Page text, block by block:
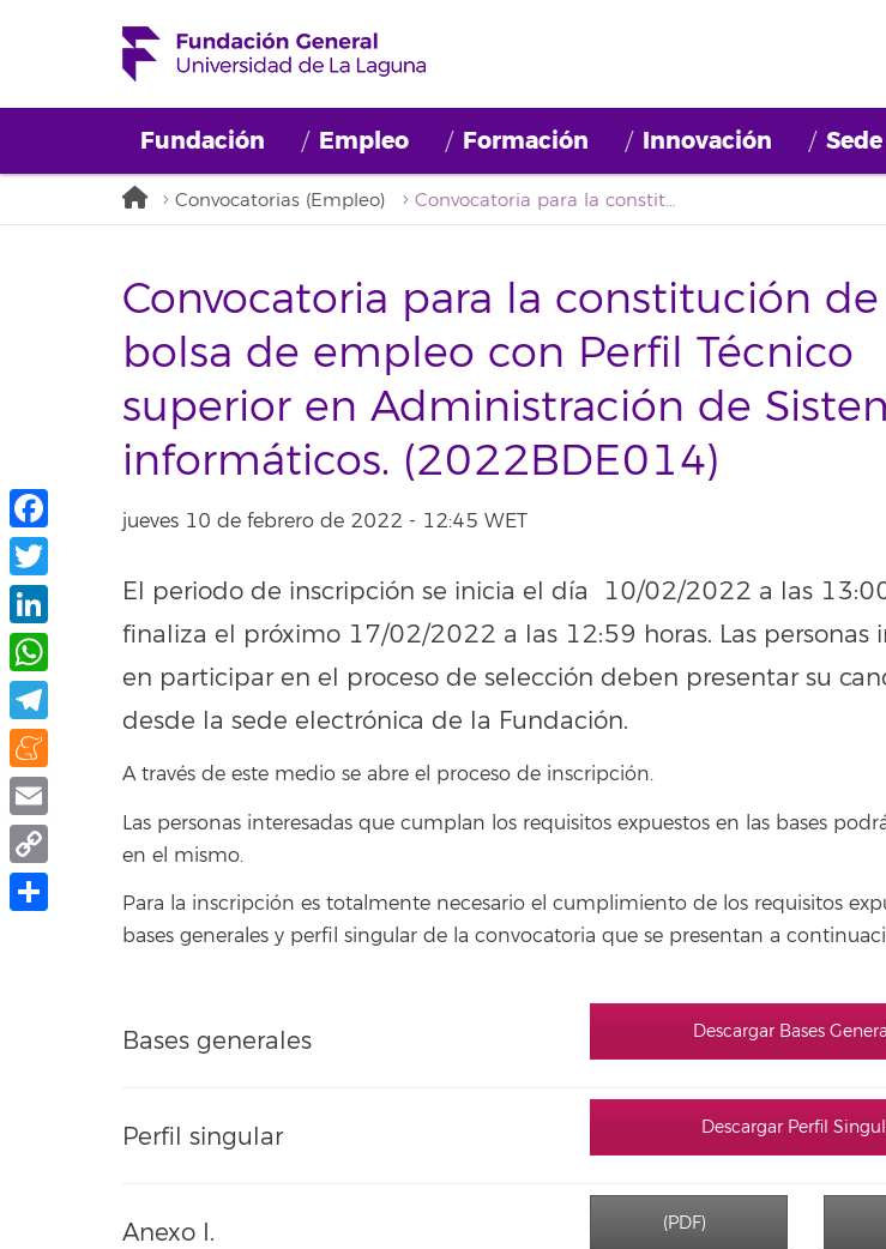
Fundación Empleo Formación Innovación
Convocatorias (Empleo) Convocatoria para la constitución de una bolsa de empleo con Perfil Técnico superior en Administración de Sistemas informáticos. (2022BDE014)
Convocatoria para la constitución
bolsa de empleo con Perfil Técnico
superior en Administración de
informáticos. (2022BDE014)
jueves 10 de febrero de 2022 - 12:45 WET
El periodo de inscripción se inicia el día 10/02/2022 a las
finaliza el próximo 17/02/2022 a las 12:59 horas. Las personas
en participar en el proceso de selección deben presentar su
desde la sede electrónica de la Fundación.
A través de este medio se abre el proceso de inscripción.
Las personas interesadas que cumplan los requisitos expuestos en las bases
en el mismo.
Para la inscripción es totalmente necesario el cumplimiento de los requisitos
bases generales y perfil singular de la convocatoria que se presentan a
Bases generales Descargar Bases
Perfil singular Descargar Perfil
Anexo I.
(PDF)
Facebook
Twitter
LinkedIn
WhatsApp
Telegram
Meneame
Email
Copy